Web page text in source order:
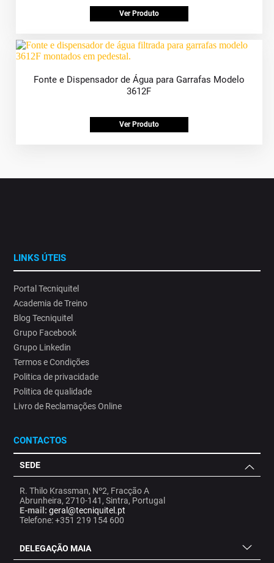
Ver Produto
Fonte e Dispensador de Água para Garrafas Modelo
3612F
Ver Produto
LINKS ÚTEIS
Portal Tecniquitel
Academia de Treino
Blog Tecniquitel
Grupo Facebook
Grupo Linkedin
Termos e Condições
Politica de privacidade
Politica de qualidade
Livro de Reclamações Online
CONTACTOS
SEDE
R. Thilo Krassman, Nº2, Fracção A
Abrunheira, 2710-141, Sintra, Portugal
E-mail: geral@tecniquitel.pt
Telefone: +351 219 154 600
DELEGAÇÃO MAIA